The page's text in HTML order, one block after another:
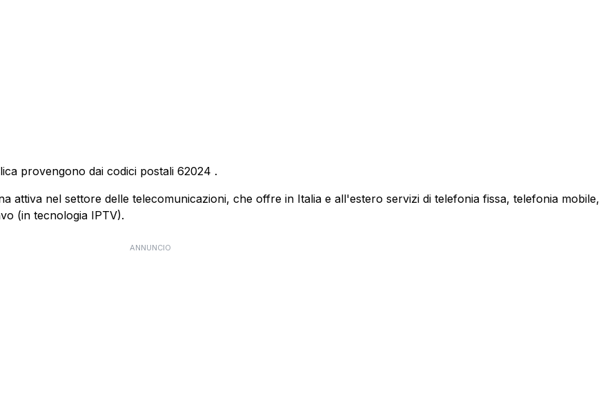
provengono dai codici postali 62024 .
attiva nel settore delle telecomunicazioni, che offre in Italia e all'estero servizi di telefonia fissa, telefonia mobile,
(in tecnologia IPTV).
ANNUNCIO